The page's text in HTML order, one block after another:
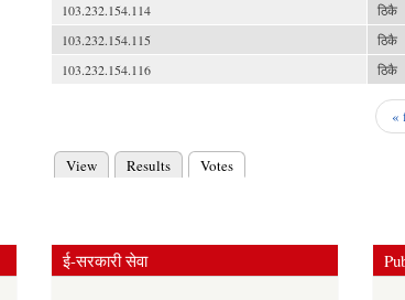
103.232.154.114
ठिकै
103.232.154.115
ठिकै
103.232.154.116
ठिकै
«
Primary tabs
View Results Votes(active tab)
ई-सरकारी सेवा